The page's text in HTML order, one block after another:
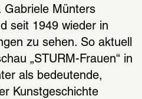
Gabriele Münters
seit 1949 wieder in
zu sehen. So aktuell
„STURM-Frauen“ in
als bedeutende,
Kunstgeschichte